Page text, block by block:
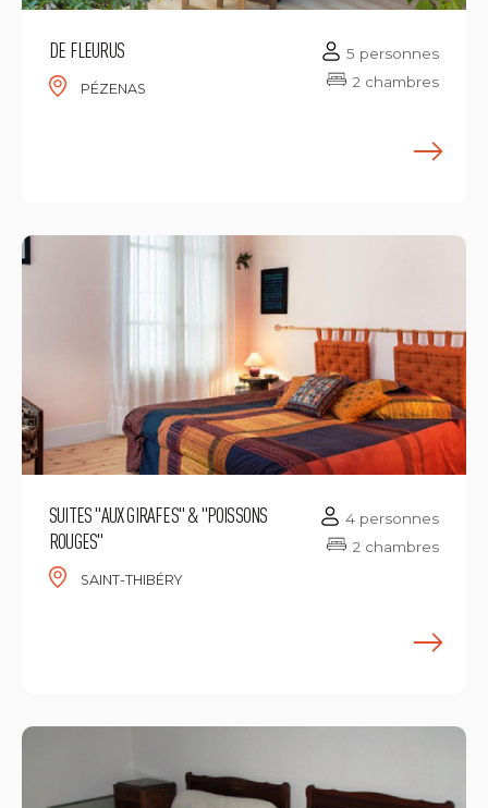
DE FLEURUS
PÉZENAS
5 personnes
2 chambres
SUITES "AUX GIRAFES" & "POISSONS
ROUGES"
SAINT-THIBÉRY
4 personnes
2 chambres